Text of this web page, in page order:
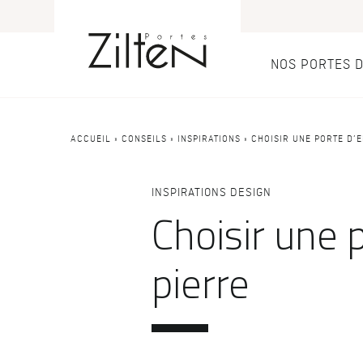
NOS PORTES
Nos
Porte de
Porte grand
Conseils
Design
Inspirations
ACCUEIL » CONSEILS » INSPIRATIONS » CHOISIR UNE PORTE
INSPIRATIONS DESIGN
Choisir une
pierre